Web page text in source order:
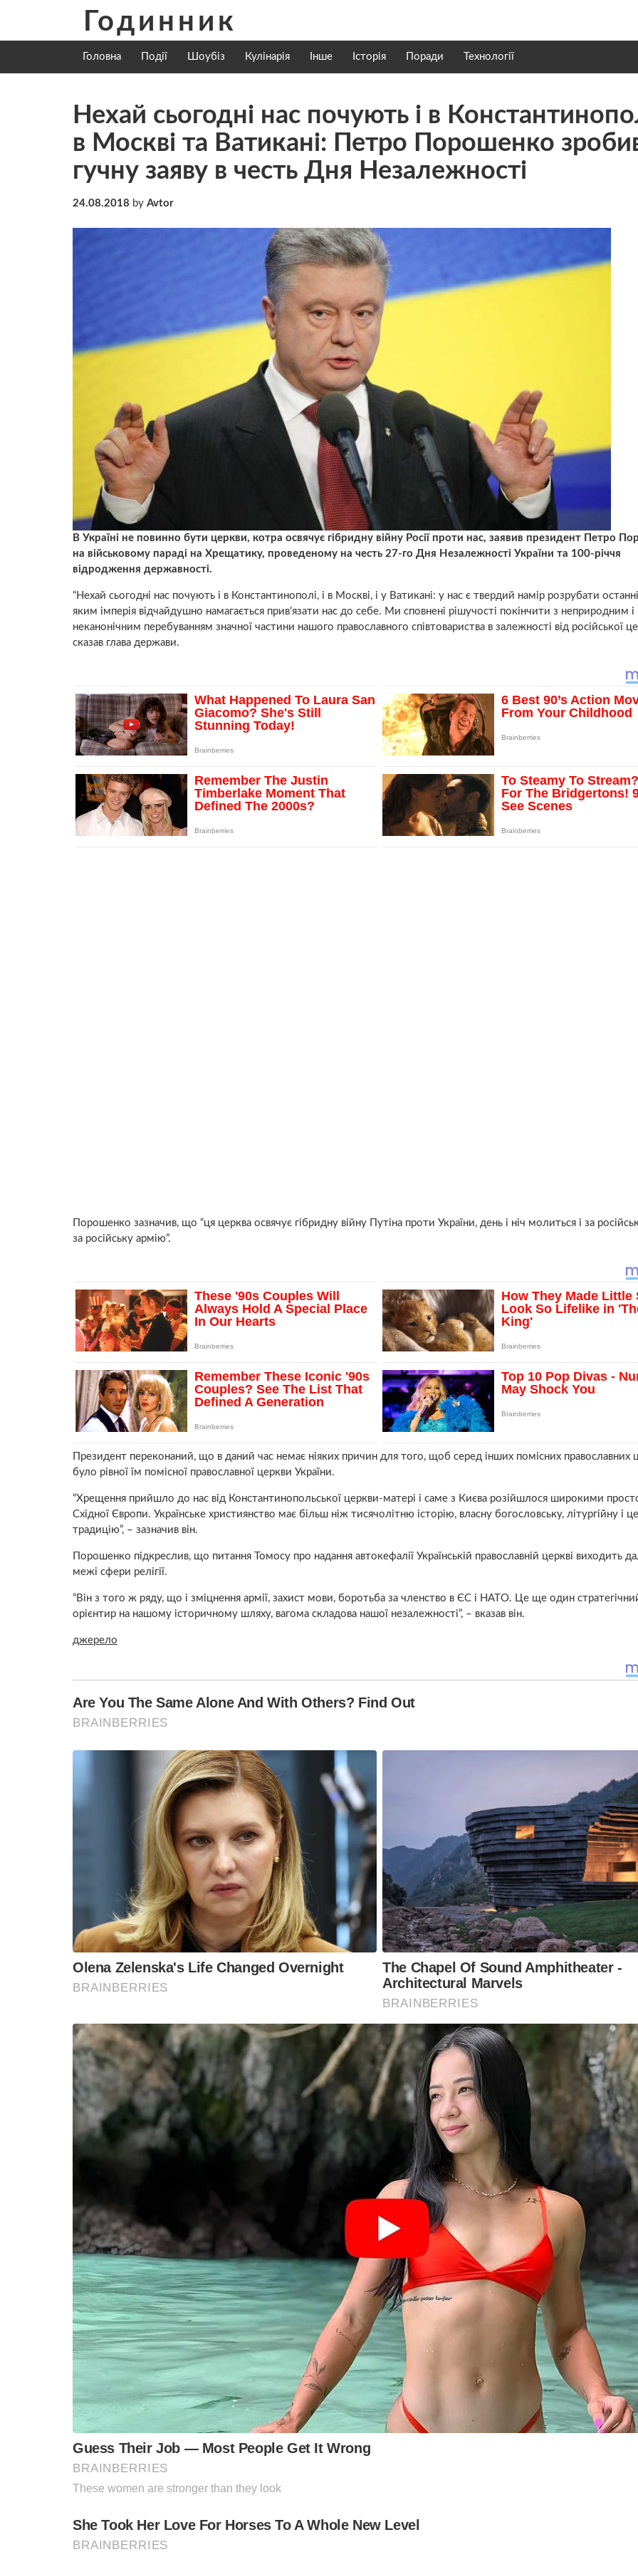
content
Годинник
Головна Події Шоубіз Кулінарія Інше Історія Поради Технології
Нехай сьогодні нас почують і в
в Москві та Ватикані: Петро Порошенко
гучну заяву в честь Дня Незалежності
24.08.2018 by Avtor
В Україні не повинно бути церкви, котра освячує гібридну війну Росії проти нас, заявив президент Петро
на військовому параді на Хрещатику, проведеному на честь 27-го Дня Незалежності України та 100-річчя
відродження державності.
“Нехай сьогодні нас почують і в Константинополі, і в Москві, і у Ватикані: у нас є твердий намір розрубати
яким імперія відчайдушно намагається прив’язати нас до себе. Ми сповнені рішучості покінчити з неприродним і
неканонічним перебуванням значної частини нашого православного співтовариства в залежності від російської
сказав глава держави.
Порошенко зазначив, що “ця церква освячує гібридну війну Путіна проти України, день і ніч молиться і за
за російську армію”.
Президент переконаний, що в даний час немає ніяких причин для того, щоб серед інших помісних православних
було рівної їм помісної православної церкви України.
“Хрещення прийшло до нас від Константинопольської церкви-матері і саме з Києва розійшлося широкими
Східної Європи. Українське християнство має більш ніж тисячолітню історію, власну богословську, літургійну і
традицію”, – зазначив він.
Порошенко підкреслив, що питання Томосу про надання автокефалії Українській православній церкві виходить
межі сфери релігії.
“Він з того ж ряду, що і зміцнення армії, захист мови, боротьба за членство в ЄС і НАТО. Це ще один
орієнтир на нашому історичному шляху, вагома складова нашої незалежності”, – вказав він.
джерело